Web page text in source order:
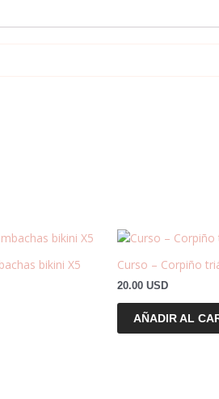
bikini X5 Curso – Corpiño
20.00 USD
AÑADIR AL